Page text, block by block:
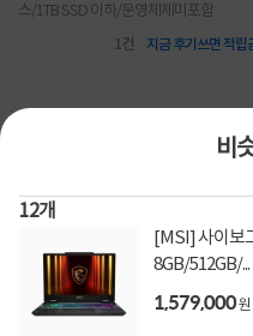
비
12개
[MSI] 사이보
8GB/512GB/...
1,579,000원
스/1TB SSD 이하/운영체제미포함
1건 지금 후기쓰면 적립
[국민카드]
결제 시)
[토스페이 X
상 결제 시)
[토스페이 X